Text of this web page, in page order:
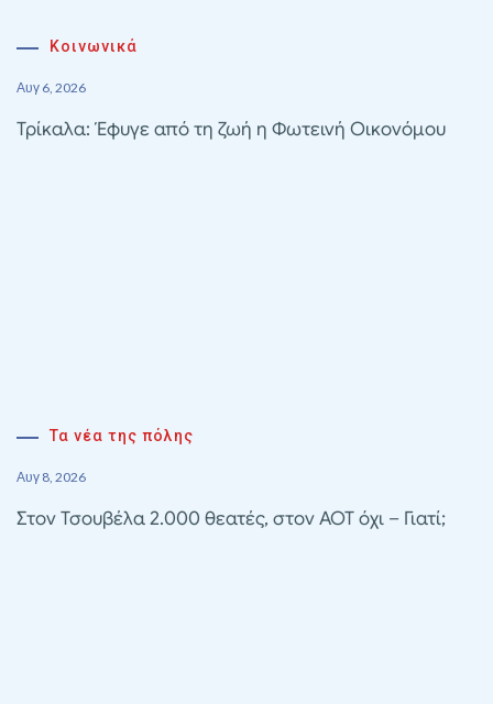
Κοινωνικά
Αυγ 6, 2026
Τρίκαλα: Έφυγε από τη ζωή η Φωτεινή Οικονόμου
Τα νέα της πόλης
Αυγ 8, 2026
Στον Τσουβέλα 2.000 θεατές, στον ΑΟΤ όχι – Γιατί;